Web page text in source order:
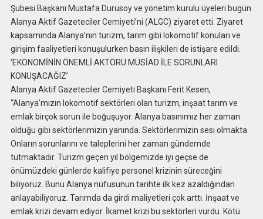
Şubesi Başkanı Mustafa Durusoy ve yönetim kurulu üyeleri bugün
Alanya Aktif Gazeteciler Cemiyeti’ni (ALGC) ziyaret etti. Ziyaret
kapsamında Alanya’nın turizm, tarım gibi lokomotif konuları ve
girişim faaliyetleri konuşulurken basın ilişkileri de istişare edildi.
‘EKONOMİNİN ÖNEMLİ AKTÖRÜ MÜSİAD İLE SORUNLARI
KONUŞACAĞIZ’
Alanya Aktif Gazeteciler Cemiyeti Başkanı Ferit Kesen,
“Alanya’mızın lokomotif sektörleri olan turizm, inşaat tarım ve
emlak birçok sorun ile boğuşuyor. Alanya basınımız her zaman
olduğu gibi sektörlerimizin yanında. Sektörlerimizin sesi olmakta.
Onların sorunlarını ve taleplerini her zaman gündemde
tutmaktadır. Turizm geçen yıl bölgemizde iyi geçse de
önümüzdeki günlerde kalifiye personel krizinin süreceğini
biliyoruz. Bunu Alanya nüfusunun tarihte ilk kez azaldığından
anlayabiliyoruz. Tarımda da girdi maliyetleri çok arttı. İnşaat ve
emlak krizi devam ediyor. İkamet krizi bu sektörleri vurdu. Kötü